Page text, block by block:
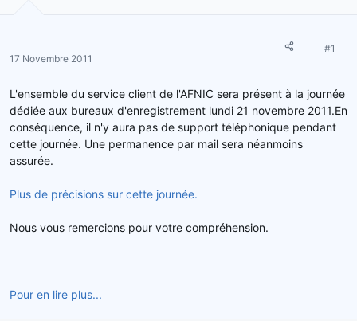
r
e
l
a
d
i
c
s
u
17 Novembre 2011
#1
L'ensemble du service client de l'AFNIC sera présent à la journée
dédiée aux bureaux d'enregistrement lundi 21 novembre 2011.En
conséquence, il n'y aura pas de support téléphonique pendant
cette journée. Une permanence par mail sera néanmoins
assurée.
Plus de précisions sur cette journée.
Nous vous remercions pour votre compréhension.
Pour en lire plus...